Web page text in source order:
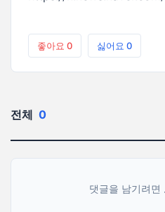
좋아요 0 싫어요 0
전체 0
댓글을 남기려면